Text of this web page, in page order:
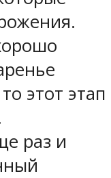
этот этап
раз и